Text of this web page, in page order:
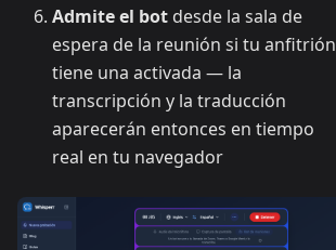
Admite el bot desde la sala de
espera de la reunión si tu anfitrión
tiene una activada — la
transcripción y la traducción
aparecerán entonces en tiempo
real en tu navegador